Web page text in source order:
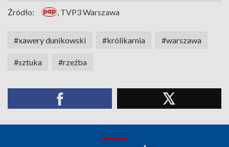
Źródło: , TVP3 Warszawa
#xawery dunikowski #królikarnia #warszawa
#sztuka #rzeźba